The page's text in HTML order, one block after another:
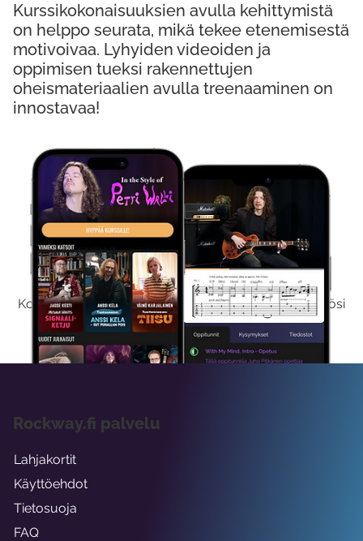
Kokeile Ilmaiseksi
Kokeilemalla ilmaiseksi saat koko sisältömme käyttöösi
viikon ajaksi.
Kurssikokonaisuuksien avulla kehittymistä
on helppo seurata, mikä tekee etenemisestä
motivoivaa. Lyhyiden videoiden ja
oppimisen tueksi rakennettujen
oheismateriaalien avulla treenaaminen on
innostavaa!
Rockway.fi palvelu
Lahjakortit
Käyttöehdot
Tietosuoja
FAQ